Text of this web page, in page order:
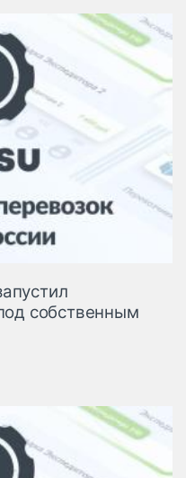
собственным